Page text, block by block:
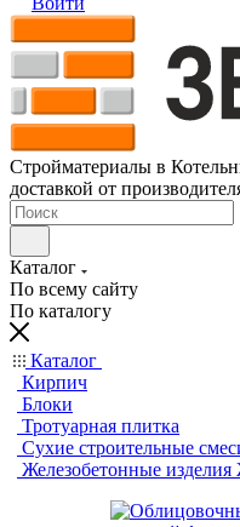
Стройматериалы в
доставкой от
Каталог
По всему сайту
По каталогу
Каталог
Кирпич
Блоки
Тротуарная плитка
Сухие строительные
Железобетонные